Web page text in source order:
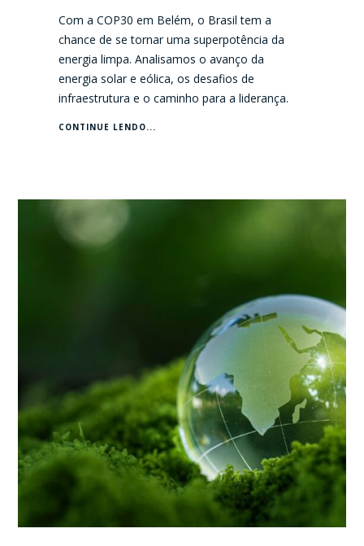
Com a COP30 em Belém, o Brasil tem a
chance de se tornar uma superpotência da
energia limpa. Analisamos o avanço da
energia solar e eólica, os desafios de
infraestrutura e o caminho para a liderança.
CONTINUE LENDO...